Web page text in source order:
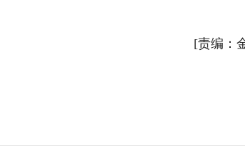
[责编：